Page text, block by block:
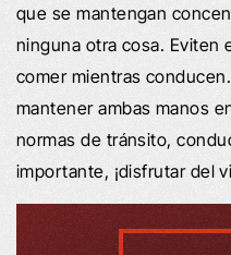
que se mantengan
ninguna otra cosa. Eviten
comer mientras
mantener ambas manos
normas de tránsito,
importante, ¡disfrutar del